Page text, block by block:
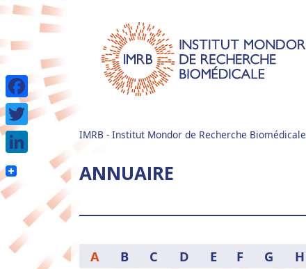
IMRB - Institut Mondor de Recherche Biomédicale
ANNUAIRE
A B C D E F G H
Facebook
Twitter
LinkedIn